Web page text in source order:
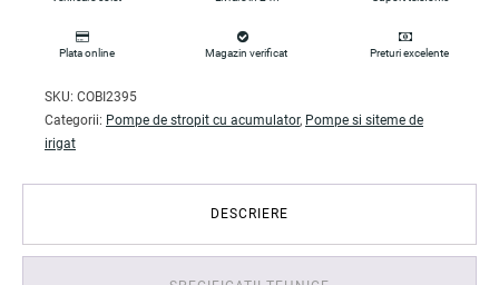
Plata online Magazin verificat Preturi excelente
SKU: COBI2395
Categorii: Pompe de stropit cu acumulator, Pompe si siteme de
irigat
DESCRIERE